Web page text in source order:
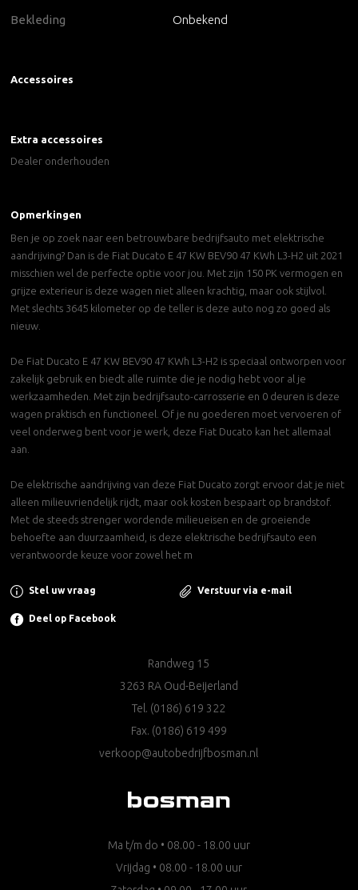
Bekleding Onbekend
Accessoires
Extra accessoires
Dealer onderhouden
Opmerkingen
Ben je op zoek naar een betrouwbare bedrijfsauto met elektrische
aandrijving? Dan is de Fiat Ducato E 47 KW BEV90 47 KWh L3-H2 uit 2021
misschien wel de perfecte optie voor jou. Met zijn 150 PK vermogen en
grijze exterieur is deze wagen niet alleen krachtig, maar ook stijlvol.
Met slechts 3645 kilometer op de teller is deze auto nog zo goed als
nieuw.
De Fiat Ducato E 47 KW BEV90 47 KWh L3-H2 is speciaal ontworpen voor
zakelijk gebruik en biedt alle ruimte die je nodig hebt voor al je
werkzaamheden. Met zijn bedrijfsauto-carrosserie en 0 deuren is deze
wagen praktisch en functioneel. Of je nu goederen moet vervoeren of
veel onderweg bent voor je werk, deze Fiat Ducato kan het allemaal
aan.
De elektrische aandrijving van deze Fiat Ducato zorgt ervoor dat je niet
alleen milieuvriendelijk rijdt, maar ook kosten bespaart op brandstof.
Met de steeds strenger wordende milieueisen en de groeiende
behoefte aan duurzaamheid, is deze elektrische bedrijfsauto een
verantwoorde keuze voor zowel het m
Stel uw vraag Verstuur via e-mail
Deel op Facebook
Randweg 15
3263 RA Oud-Beijerland
Tel. (0186) 619 322
Fax. (0186) 619 499
verkoop@autobedrijfbosman.nl
Ma t/m do • 08.00 - 18.00 uur
Vrijdag • 08.00 - 18.00 uur